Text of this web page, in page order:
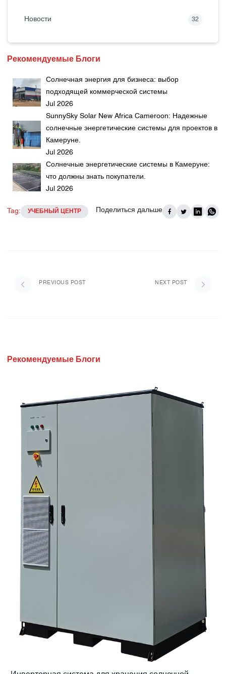
Новости 32
Рекомендуемые Блоги
Солнечная энергия для бизнеса: выбор
подходящей коммерческой системы
Jul 2026
SunnySky Solar New Africa Cameroon: Надежные
солнечные энергетические системы для проектов в
Камеруне.
Jul 2026
Солнечные энергетические системы в Камеруне:
что должны знать покупатели.
Jul 2026
Tag: УЧЕБНЫЙ ЦЕНТР Поделиться дальше
PREVIOUS POST NEXT POST
Рекомендуемые Блоги